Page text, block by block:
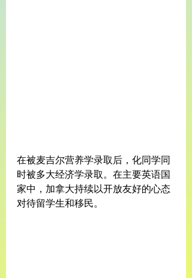
在被麦吉尔营养学录取后，化同学同
时被多大经济学录取。在主要英语国
家中，加拿大持续以开放友好的心态
对待留学生和移民。